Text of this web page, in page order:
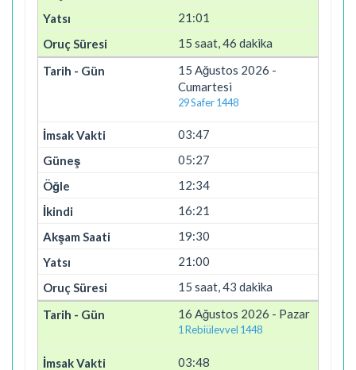
21:01
15 saat, 46 dakika
15 Ağustos 2026 -
Cumartesi
29 Safer 1448
03:47
05:27
12:34
16:21
19:30
21:00
15 saat, 43 dakika
16 Ağustos 2026 - Pazar
1 Rebiülevvel 1448
03:48